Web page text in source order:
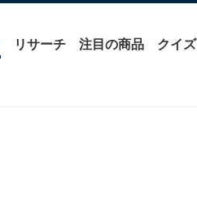
リサーチ 注目の商品 クイズ